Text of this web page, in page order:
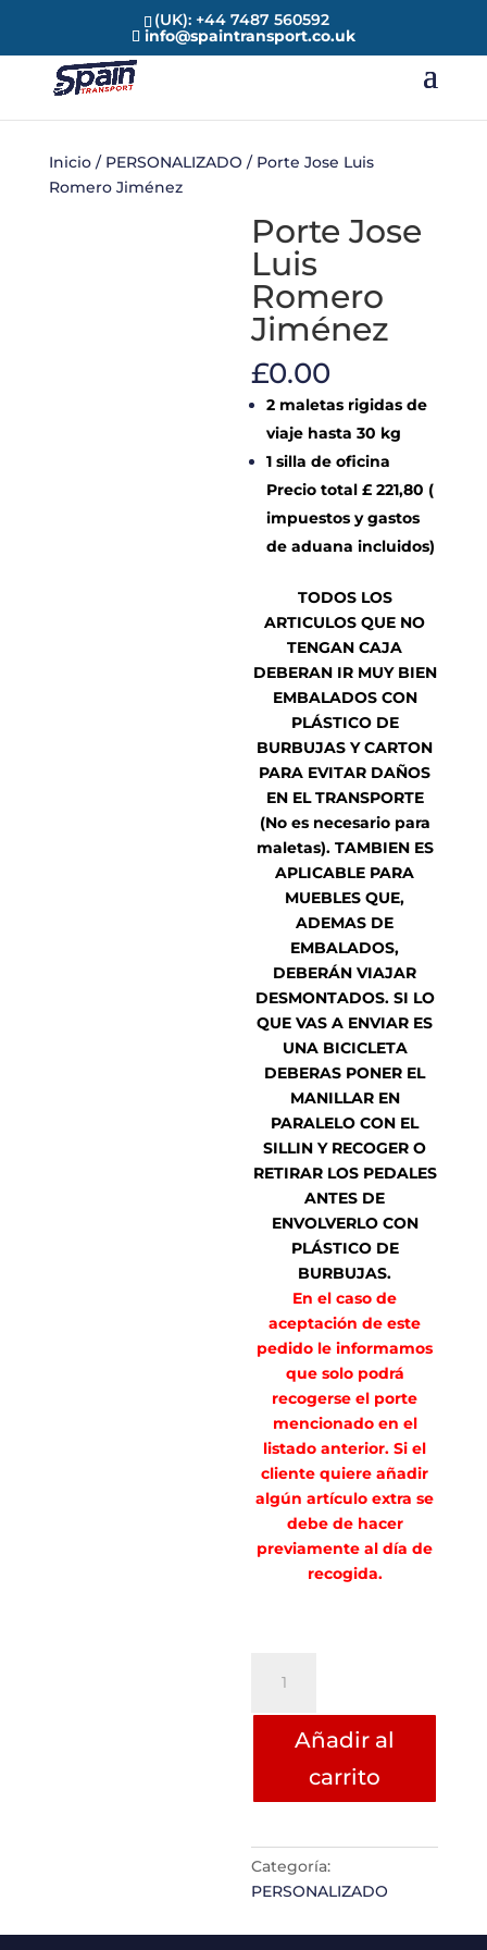
(UK): +44 7487 560592
info@spaintransport.co.uk
Inicio/ PERSONALIZADO / Porte Jose Luis
Romero Jiménez
Porte Jose
Luis
Romero
Jiménez
£0.00
2 maletas rigidas de
viaje hasta 30 kg
1 silla de oficina
Precio total £ 221,80 (
impuestos y gastos
de aduana incluidos)
TODOS LOS
ARTICULOS QUE NO
TENGAN CAJA
DEBERAN IR MUY BIEN
EMBALADOS CON
PLÁSTICO DE
BURBUJAS Y CARTON
PARA EVITAR DAÑOS
EN EL TRANSPORTE
(No es necesario para
maletas). TAMBIEN ES
APLICABLE PARA
MUEBLES QUE,
ADEMAS DE
EMBALADOS,
DEBERÁN VIAJAR
DESMONTADOS. SI LO
QUE VAS A ENVIAR ES
UNA BICICLETA
DEBERAS PONER EL
MANILLAR EN
PARALELO CON EL
SILLIN Y RECOGER O
RETIRAR LOS PEDALES
ANTES DE
ENVOLVERLO CON
PLÁSTICO DE
BURBUJAS.
En el caso de
aceptación de este
pedido le informamos
que solo podrá
recogerse el porte
mencionado en el
listado anterior. Si el
cliente quiere añadir
algún artículo extra se
debe de hacer
previamente al día de
recogida.
Jose
Luis
Romero
cantidad
Añadir al
carrito
Categoría:
PERSONALIZADO